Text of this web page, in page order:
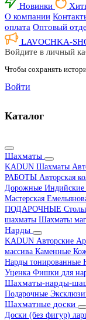
Новинки
О компании
оплата Оптовый
LAVOCHKA-
Войдите в личный
Чтобы сохранять
Войти
Каталог
Шахматы
KADUN Шахматы
РАБОТЫ Авторская
Дорожные
Мастерская
ПОДАРОЧНЫЕ Столы
шахматы Шахматы
Нарды
KADUN Авторские
массива Каменные
Нарды тонированные
Уценка Фишки для
Шахматы-нарды-
Подарочные
Шахматные доски
Доски (без фигур)